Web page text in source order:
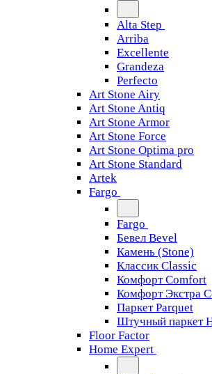
Alta Step
Arriba
Excellente
Grandeza
Perfecto
Art Stone Airy
Art Stone Antiq
Art Stone Armor
Art Stone Force
Art Stone Optima pro
Art Stone Standard
Artek
Fargo
Fargo
Бевел Bevel
Камень (Stone)
Классик Classic
Комфорт Comfort
Комфорт Экстра
Паркет Parquet
Штучный паркет
Floor Factor
Home Expert